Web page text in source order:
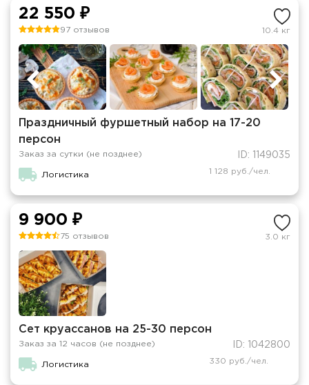
22 550 ₽
97 отзывов 10.4 кг
Праздничный фуршетный набор на 17-20
персон
Заказ за сутки (не позднее) ID: 1149035
Логистика 1 128 руб./чел.
9 900 ₽
75 отзывов 3.0 кг
Сет круассанов на 25-30 персон
Заказ за 12 часов (не позднее) ID: 1042800
Логистика 330 руб./чел.